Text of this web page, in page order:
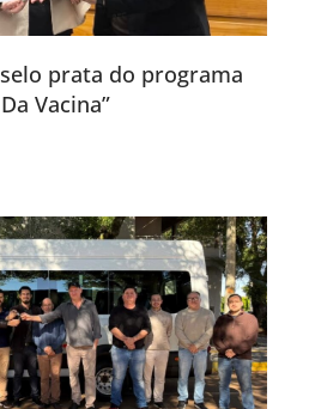
prata do programa
Vacina”